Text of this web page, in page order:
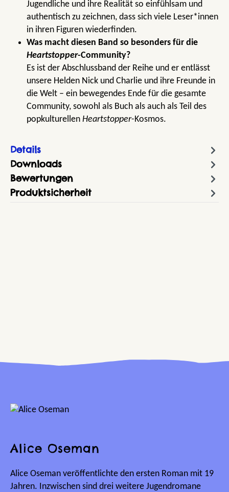
Jugendliche und ihre Realität so einfühlsam und
authentisch zu zeichnen, dass sich viele Leser*innen
in ihren Figuren wiederfinden.
Was macht diesen Band so besonders für die
Heartstopper-Community?
Es ist der Abschlussband der Reihe und er entlässt
unsere Helden Nick und Charlie und ihre Freunde in
die Welt – ein bewegendes Ende für die gesamte
Community, sowohl als Buch als auch als Teil des
popkulturellen Heartstopper-Kosmos.
Details
Downloads
Bewertungen
Produktsicherheit
Alice Oseman
Alice Oseman veröffentlichte den ersten Roman mit 19
Jahren. Inzwischen sind drei weitere Jugendromane